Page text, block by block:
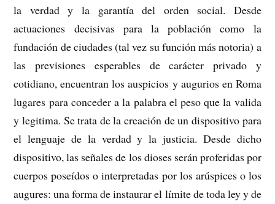
la verdad y la garantía del orden social. Desde
actuaciones decisivas para la población como la
fundación de ciudades (tal vez su función más notoria) a
las previsiones esperables de carácter privado y
cotidiano, encuentran los auspicios y augurios en Roma
lugares para conceder a la palabra el peso que la valida
y legitima. Se trata de la creación de un dispositivo para
el lenguaje de la verdad y la justicia. Desde dicho
dispositivo, las señales de los dioses serán proferidas por
cuerpos poseídos o interpretadas por los arúspices o los
augures: una forma de instaurar el límite de toda ley y de